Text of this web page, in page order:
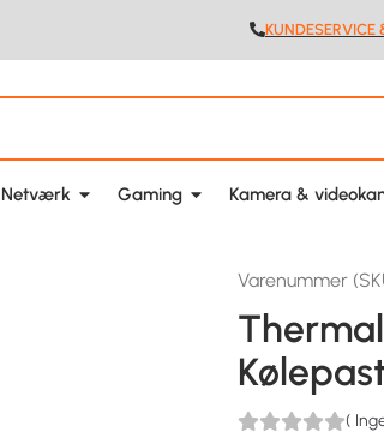
KUNDESERVICE
Netværk Gaming Kamera &
Varenummer
(